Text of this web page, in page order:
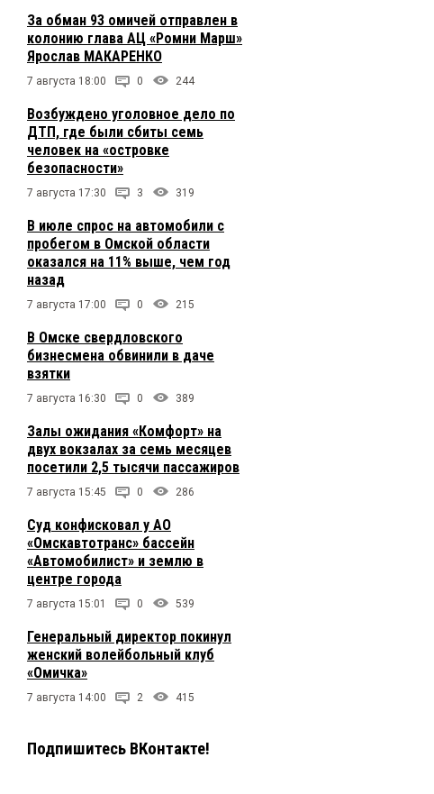
За обман 93 омичей отправлен в
колонию глава АЦ «Ромни Марш»
Ярослав МАКАРЕНКО
7 августа 18:00 0 244
Возбуждено уголовное дело по
ДТП, где были сбиты семь
человек на «островке
безопасности»
7 августа 17:30 3 319
В июле спрос на автомобили с
пробегом в Омской области
оказался на 11% выше, чем год
назад
7 августа 17:00 0 215
В Омске свердловского
бизнесмена обвинили в даче
взятки
7 августа 16:30 0 389
Залы ожидания «Комфорт» на
двух вокзалах за семь месяцев
посетили 2,5 тысячи пассажиров
7 августа 15:45 0 286
Суд конфисковал у АО
«Омскавтотранс» бассейн
«Автомобилист» и землю в
центре города
7 августа 15:01 0 539
Генеральный директор покинул
женский волейбольный клуб
«Омичка»
7 августа 14:00 2 415
Подпишитесь ВКонтакте!